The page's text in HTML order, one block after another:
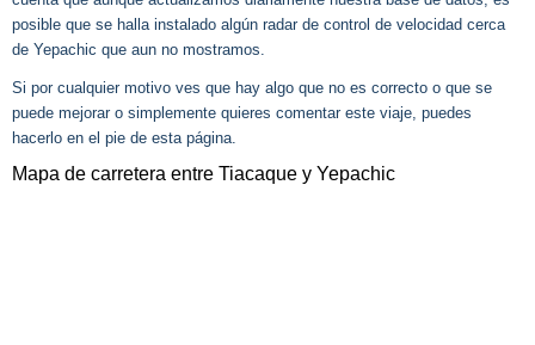
posible que se halla instalado algún radar de control de velocidad cerca
de Yepachic que aun no mostramos.
Si por cualquier motivo ves que hay algo que no es correcto o que se
puede mejorar o simplemente quieres comentar este viaje, puedes
hacerlo en el pie de esta página.
Mapa de carretera entre Tiacaque y Yepachic